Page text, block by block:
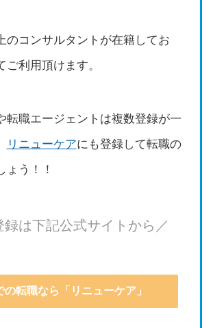
のコンサルタントが在籍してお
ご利用頂けます。
転職エージェントは複数登録が一
リニューケアにも登録して転職の
ょう！！
録は下記公式サイトから／
の転職なら「リニューケア」